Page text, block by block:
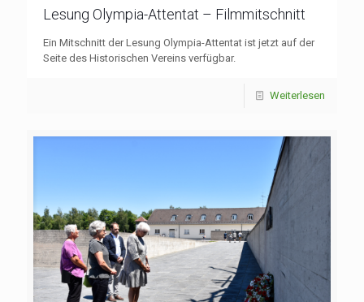
Lesung Olympia-Attentat – Filmmitschnitt
Ein Mitschnitt der Lesung Olympia-Attentat ist jetzt auf der
Seite des Historischen Vereins verfügbar.
Weiterlesen